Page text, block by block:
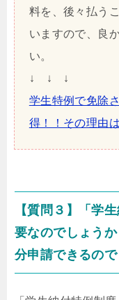
料を、後々払う
いますので、良
い。
↓ ↓ ↓
学生特例で免除
得！！その理由
【質問３】「学
要なのでしょう
分申請できるので